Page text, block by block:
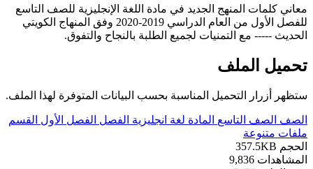
معاني كلمات المنهج الجديد في مادة اللغة الإنجليزية للصف التاسع
للفصل الأول من العام الدراسي 2019-2020 وفق المنهاج الكويتي
الحديث ----- مع التمنيات لجميع الطلبة بالنجاح والتفوق.
تحميل الملف
ستظهر أزرار التحميل المناسبة بحسب البيانات المتوفرة لهذا الملف.
الصف الصف التاسع المادة لغة انجليزية الفصل الفصل الأول
القسم
ملفات متنوعة
الحجم 357.5KB
المشاهدات 9,836